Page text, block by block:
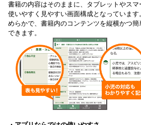
書籍の内容はそのままに、タブレットやス
使いやすく見やすい画面構成となっていま
めらかで、書籍内のコンテンツを縦横かつ
できます。